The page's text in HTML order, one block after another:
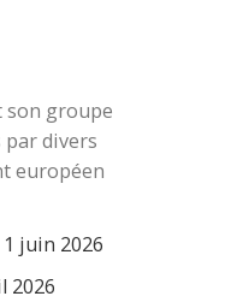
son groupe
par divers
européen
1 juin 2026
2026